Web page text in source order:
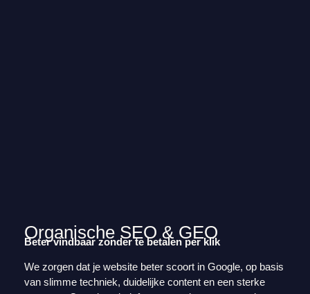
Organische SEO & GEO
Beter vindbaar zonder te betalen per klik
We zorgen dat je website beter scoort in Google, op basis
van slimme techniek, duidelijke content en een sterke